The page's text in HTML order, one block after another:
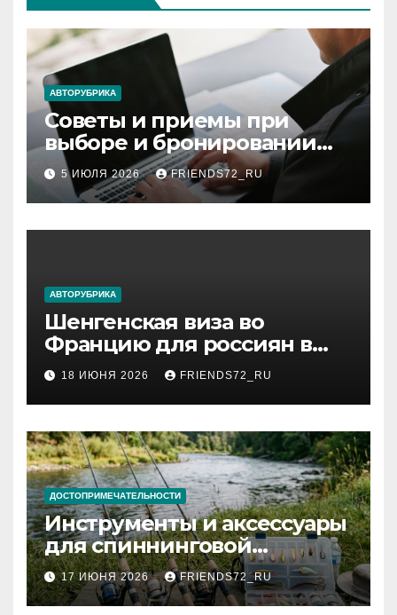
АВТОРУБРИКА
Советы и приемы при
выборе и бронировании
авиабилетов
5 ИЮЛЯ 2026 FRIENDS72_RU
АВТОРУБРИКА
Шенгенская виза во
Францию для россиян в
2026 году: сроки от 3 дней
и список необходимых
документов
18 ИЮНЯ 2026 FRIENDS72_RU
ДОСТОПРИМЕЧАТЕЛЬНОСТИ
Инструменты и аксессуары
для спиннинговой
рыбалки: назначение и
типы
17 ИЮНЯ 2026 FRIENDS72_RU